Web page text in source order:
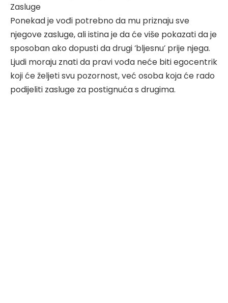
Zasluge
Ponekad je vođi potrebno da mu priznaju sve
njegove zasluge, ali istina je da će više pokazati da je
sposoban ako dopusti da drugi ‘bljesnu’ prije njega.
Ljudi moraju znati da pravi vođa neće biti egocentrik
koji će željeti svu pozornost, već osoba koja će rado
podijeliti zasluge za postignuća s drugima.